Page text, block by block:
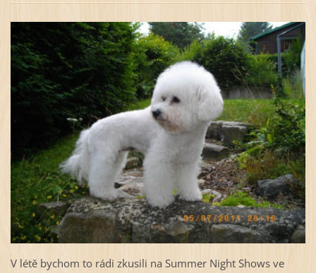
V létě bychom to rádi zkusili na Summer Night Shows ve